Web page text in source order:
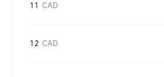
11 CAD
12 CAD